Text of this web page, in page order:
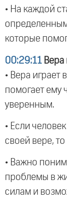
• На каждой
которые
00:29:11 Вера
• Вера играет
помогает ему
уверенным.
• Если
своей вере,
• Важно
проблемы в
силам и